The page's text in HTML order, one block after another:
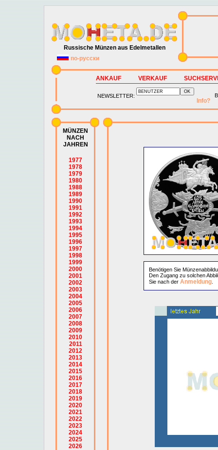
Russische Münzen aus Edelmetallen
по-русски
ANKAUF VERKAUF
NEWSLETTER:
Info?
MÜNZEN
NACH
JAHREN
1977
1978
1979
1980
1988
1989
1990
1991
1992
1993
1994
1995
1996
1997
1998
1999
2000
2001
2002
2003
2004
2005
2006
2007
2008
2009
2010
2011
2012
2013
2014
2015
2016
2017
2018
2019
2020
2021
2022
2023
2024
2025
2026
Benötigen Sie
Den Zugang zu solchen
Sie nach der Anmeldung.